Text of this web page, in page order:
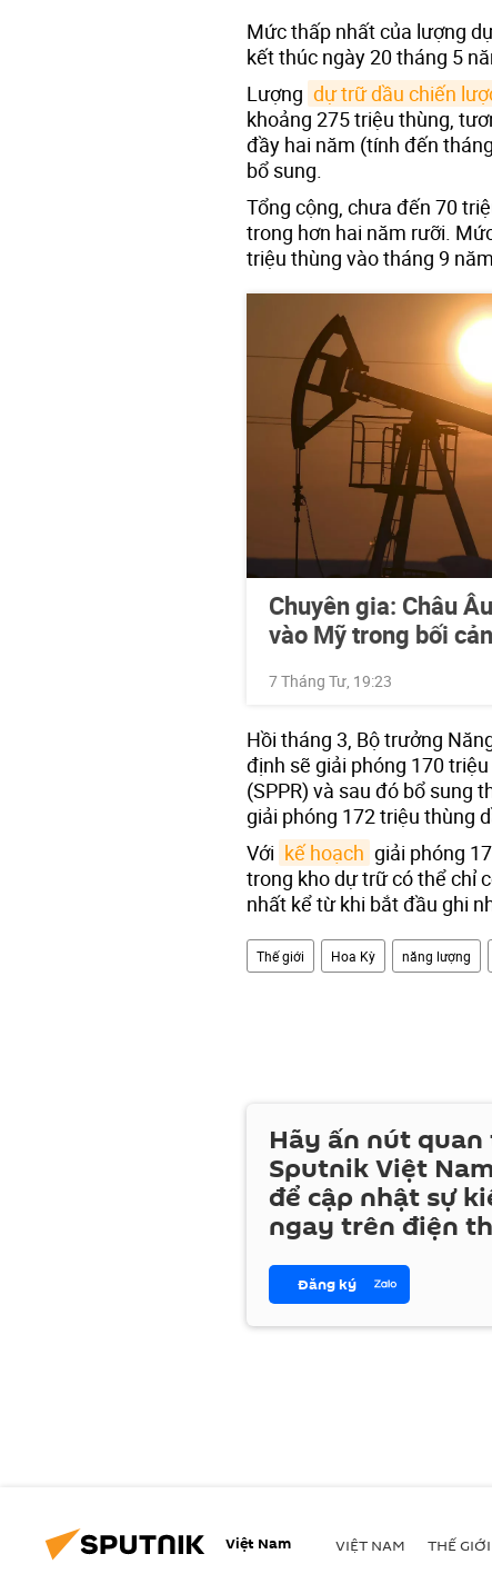
Mức thấp nhất của lượng
kết thúc ngày 20 tháng 5
Lượng dự trữ dầu chiến
khoảng 275 triệu thùng,
đầy hai năm (tính đến
bổ sung.
Tổng cộng, chưa đến 70
trong hơn hai năm rưỡi.
triệu thùng vào tháng 9 năm
Chuyên gia: Châu
vào Mỹ trong bối
7 Tháng Tư, 19:23
Hồi tháng 3, Bộ trưởng
định sẽ giải phóng 170
(SPPR) và sau đó bổ sung
giải phóng 172 triệu thùng
Với kế hoạch giải phóng
trong kho dự trữ có thể chỉ
nhất kể từ khi bắt đầu ghi
Thế giới Hoa Kỳ năng lượng
Hãy ấn nút quan
Sputnik Việt
để cập nhật sự
ngay trên điện
Đăng ký
Việt Nam VIỆT NAM THẾ GIỚI